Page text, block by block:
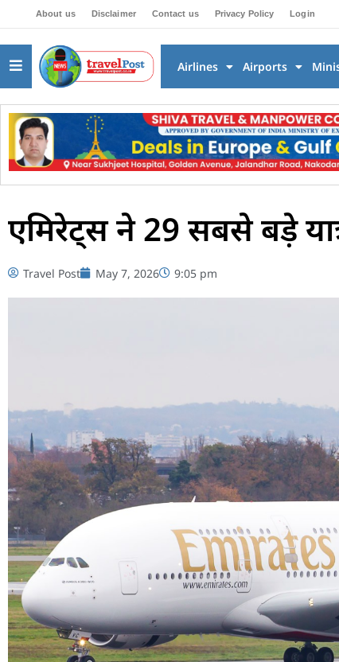
About us Disclaimer Contact us Privacy Policy Login
Airlines Airports
एमिरेट्स ने 29 सबसे बड़े
Travel Post May 7, 2026 9:05 pm